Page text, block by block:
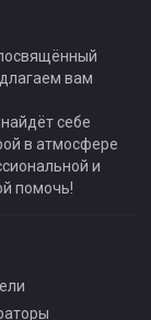
вам
себе
в атмосфере
и
помочь!